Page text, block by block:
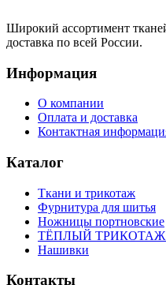
Широкий ассортимент
доставка по всей России.
Информация
О компании
Оплата и доставка
Контактная
Каталог
Ткани и трикотаж
Фурнитура для шитья
Ножницы портновские
ТЁПЛЫЙ ТРИКОТАЖ
Нашивки
Контакты